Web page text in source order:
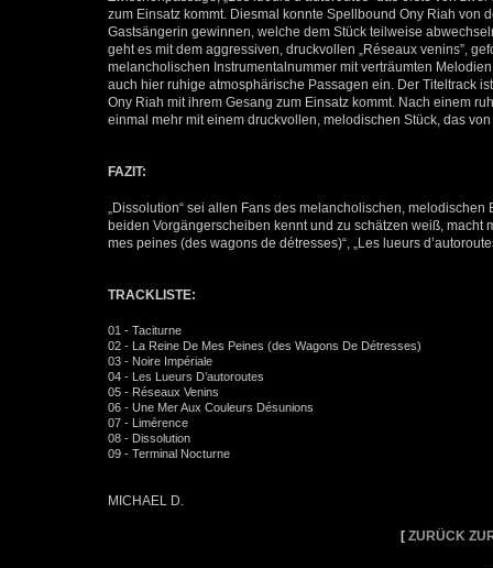
zum Einsatz kommt. Diesmal konnte Spellbound Ony Riah von
Gastsängerin gewinnen, welche dem Stück teilweise
geht es mit dem aggressiven, druckvollen „Réseaux venins”,
melancholischen Instrumentalnummer mit verträumten
auch hier ruhige atmosphärische Passagen ein. Der Titeltrack
Ony Riah mit ihrem Gesang zum Einsatz kommt. Nach einem
einmal mehr mit einem druckvollen, melodischen Stück, das
FAZIT:
„Dissolution“ sei allen Fans des melancholischen,
beiden Vorgängerscheiben kennt und zu schätzen weiß, macht
mes peines (des wagons de détresses)“, „Les lueurs
TRACKLISTE:
01 - Taciturne
02 - La Reine De Mes Peines (des Wagons De Détresses)
03 - Noire Impériale
04 - Les Lueurs D’autoroutes
05 - Réseaux Venins
06 - Une Mer Aux Couleurs Désunions
07 - Limérence
08 - Dissolution
09 - Terminal Nocturne
MICHAEL D.
[ ZURÜCK